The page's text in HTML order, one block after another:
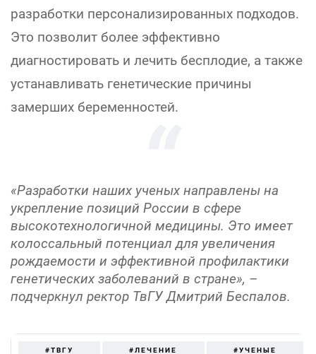
разработки персонализированных подходов.
Это позволит более эффективно
диагностировать и лечить бесплодие, а также
устанавливать генетические причины
замерших беременностей.
«Разработки наших ученых направлены на
укрепление позиций России в сфере
высокотехнологичной медицины. Это имеет
колоссальный потенциал для увеличения
рождаемости и эффективной профилактики
генетических заболеваний в стране», –
подчеркнул ректор ТвГУ Дмитрий Беспалов.
#ТВГУ #ЛЕЧЕНИЕ #УЧЕНЫЕ